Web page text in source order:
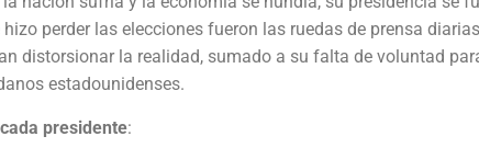
perder las elecciones fueron las ruedas de prensa
distorsionar la realidad, sumado a su falta de voluntad
estadounidenses.
presidente: